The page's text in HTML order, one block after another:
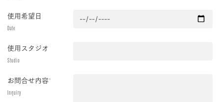
使用希望日
Date
使用スタジオ
Studio
お問合せ内容*
Inquiry